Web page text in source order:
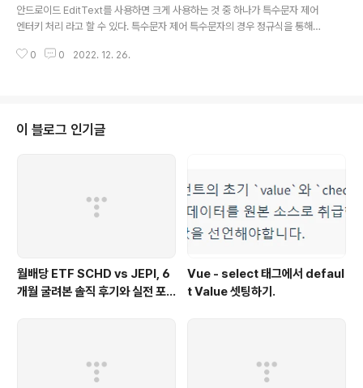
안드로이드 EditText를 사용하면 크게 사용하는 것 중 하나가 특수문자 제어
엔터키 처리 라고 할 수 있다. 특수문자 제어 특수문자의 경우 정규식을 통해서
[A-Z] : 영어 대문자 허용 3. 정규식 패턴 ^[ㄱ-ㅣ가-힣] : 한글 허용 4. 정규식
-]+$") if..
0 0 2022. 12. 26.
이 블로그 인기글
월배당 ETF SCHD vs JEPI, 6
개월 굴려본 솔직 후기와 실전 포
Vue - select 태그에서 defaul
t Value 셋팅하기.